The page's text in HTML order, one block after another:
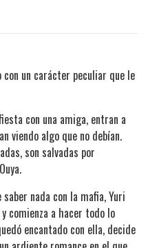
un carácter peculiar que le
con una amiga, entran a
viendo algo que no debían.
son salvadas por
nada con la mafia, Yuri
comienza a hacer todo lo
encantado con ella, decide